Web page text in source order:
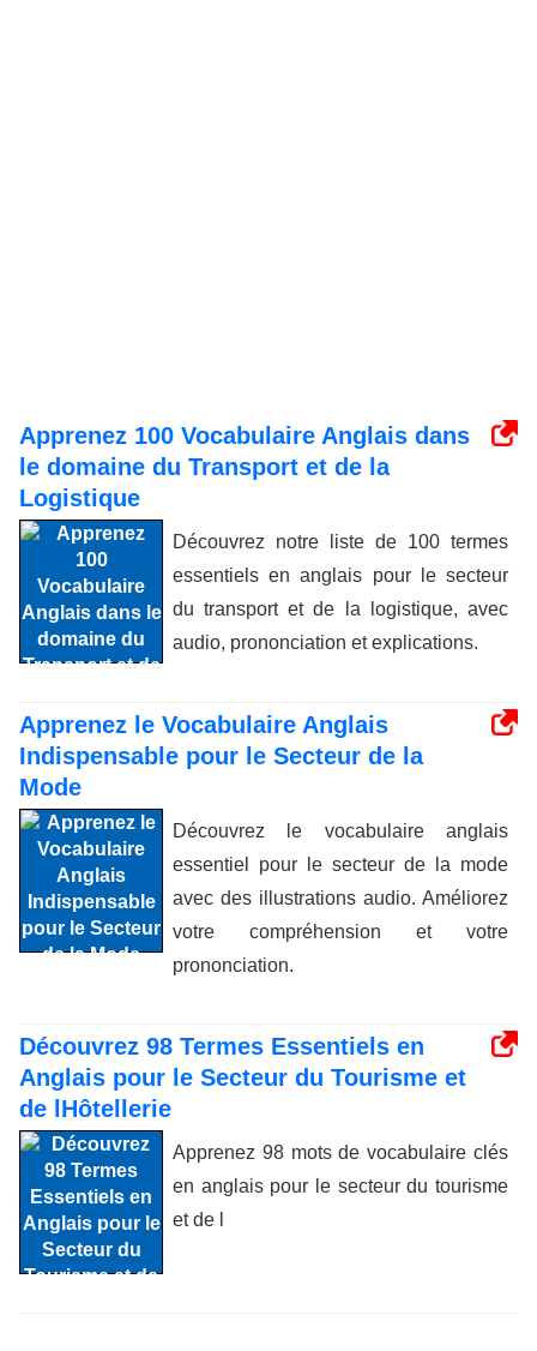
Apprenez 100 Vocabulaire Anglais dans
le domaine du Transport et de la
Logistique
Découvrez notre liste de 100 termes
essentiels en anglais pour le secteur
du transport et de la logistique, avec
audio, prononciation et explications.
Apprenez le Vocabulaire Anglais
Indispensable pour le Secteur de la
Mode
Découvrez le vocabulaire anglais
essentiel pour le secteur de la mode
avec des illustrations audio. Améliorez
votre compréhension et votre
prononciation.
Découvrez 98 Termes Essentiels en
Anglais pour le Secteur du Tourisme et
de lHôtellerie
Apprenez 98 mots de vocabulaire clés
en anglais pour le secteur du tourisme
et de l